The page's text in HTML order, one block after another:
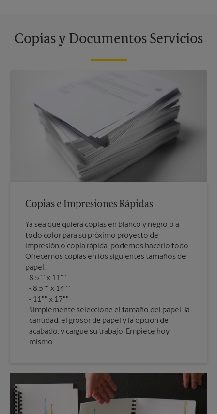
Copias y Documentos Servicios
Copias e Impresiones Rápidas
Ya sea que quiera copias en blanco y negro o a
todo color para su próximo proyecto de
impresión o copia rápida, podemos hacerlo todo.
Ofrecemos copias en los siguientes tamaños de
papel:
8.5"" x 11""
8.5"" x 14""
11"" x 17""
Simplemente seleccione el tamaño del papel, la
cantidad, el grosor de papel y la opción de
acabado, y cargue su trabajo. Empiece hoy
mismo.